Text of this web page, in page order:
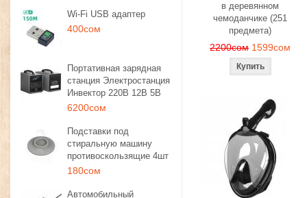
Wi-Fi USB адаптер
400сом
Портативная зарядная
станция Электростанция
Инвектор 220В 12В 5В
6200сом
Подставки под
стиральную машину
противоскользящие 4шт
180сом
Автомобильный
в деревянном
чемоданчике (251
предмета)
2200сом 1599сом